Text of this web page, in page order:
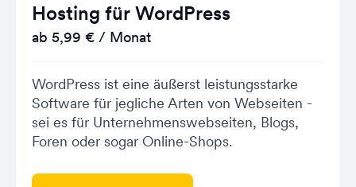
Hosting für WordPress
ab 5,99 € / Monat
WordPress ist eine äußerst leistungsstarke
Software für jegliche Arten von Webseiten -
sei es für Unternehmenswebseiten, Blogs,
Foren oder sogar Online-Shops.